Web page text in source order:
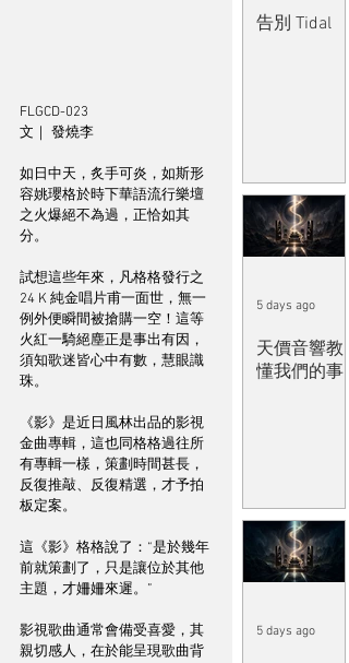
FLGCD-023
文｜ 發燒李
如日中天，炙手可炎，如斯形
容姚瓔格於時下華語流行樂壇
之火爆絕不為過，正恰如其
分。
試想這些年來，凡格格發行之
24 K 純金唱片甫一面世，無一
例外便瞬間被搶購一空！這等
火紅一騎絕塵正是事出有因，
須知歌迷皆心中有數，慧眼識
珠。
《影》是近日風林出品的影視
金曲專輯，這也同格格過往所
有專輯一樣，策劃時間甚長，
反復推敲、反復精選，才予拍
板定案。
這《影》格格說了：“是於幾年
前就策劃了，只是讓位於其他
主題，才姍姍來遲。”
影視歌曲通常會備受喜愛，其
親切感人，在於能呈現歌曲背
告別 Tidal
天價音響教
懂我們的事
5 days ago
5 days ago